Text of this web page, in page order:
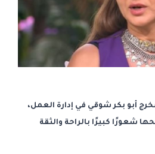
أبو بكر شوقي في إدارة العمل،
شعورًا كبيرًا بالراحة والثقة